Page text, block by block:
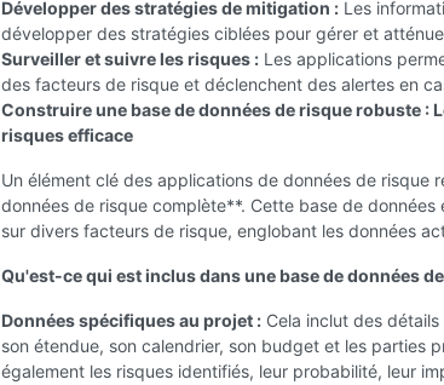
Développer des stratégies de mitigation : Les
développer des stratégies ciblées pour gérer et
Surveiller et suivre les risques : Les applications
des facteurs de risque et déclenchent des alertes en
Construire une base de données de risque robuste :
risques efficace
Un élément clé des applications de données de risque
données de risque complète**. Cette base de
sur divers facteurs de risque, englobant les données
Qu'est-ce qui est inclus dans une base de données
Données spécifiques au projet : Cela inclut des
son étendue, son calendrier, son budget et les parties
également les risques identifiés, leur probabilité, leur